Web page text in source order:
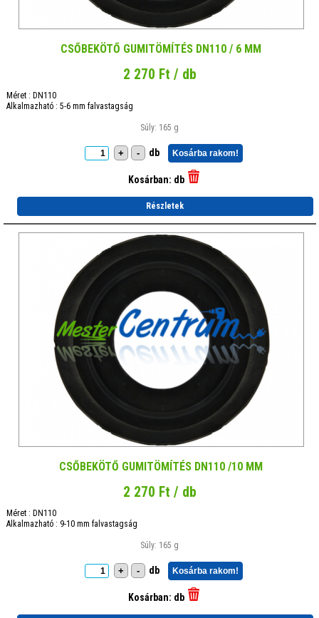
CSŐBEKÖTŐ GUMITÖMÍTÉS DN110 / 6 MM
2 270 Ft / db
Méret : DN110
Alkalmazható : 5-6 mm falvastagság
Súly: 165 g
+ - db Kosárba rakom!
Kosárban: db
Részletek
CSŐBEKÖTŐ GUMITÖMÍTÉS DN110 /10 MM
2 270 Ft / db
Méret : DN110
Alkalmazható : 9-10 mm falvastagság
Súly: 165 g
+ - db Kosárba rakom!
Kosárban: db